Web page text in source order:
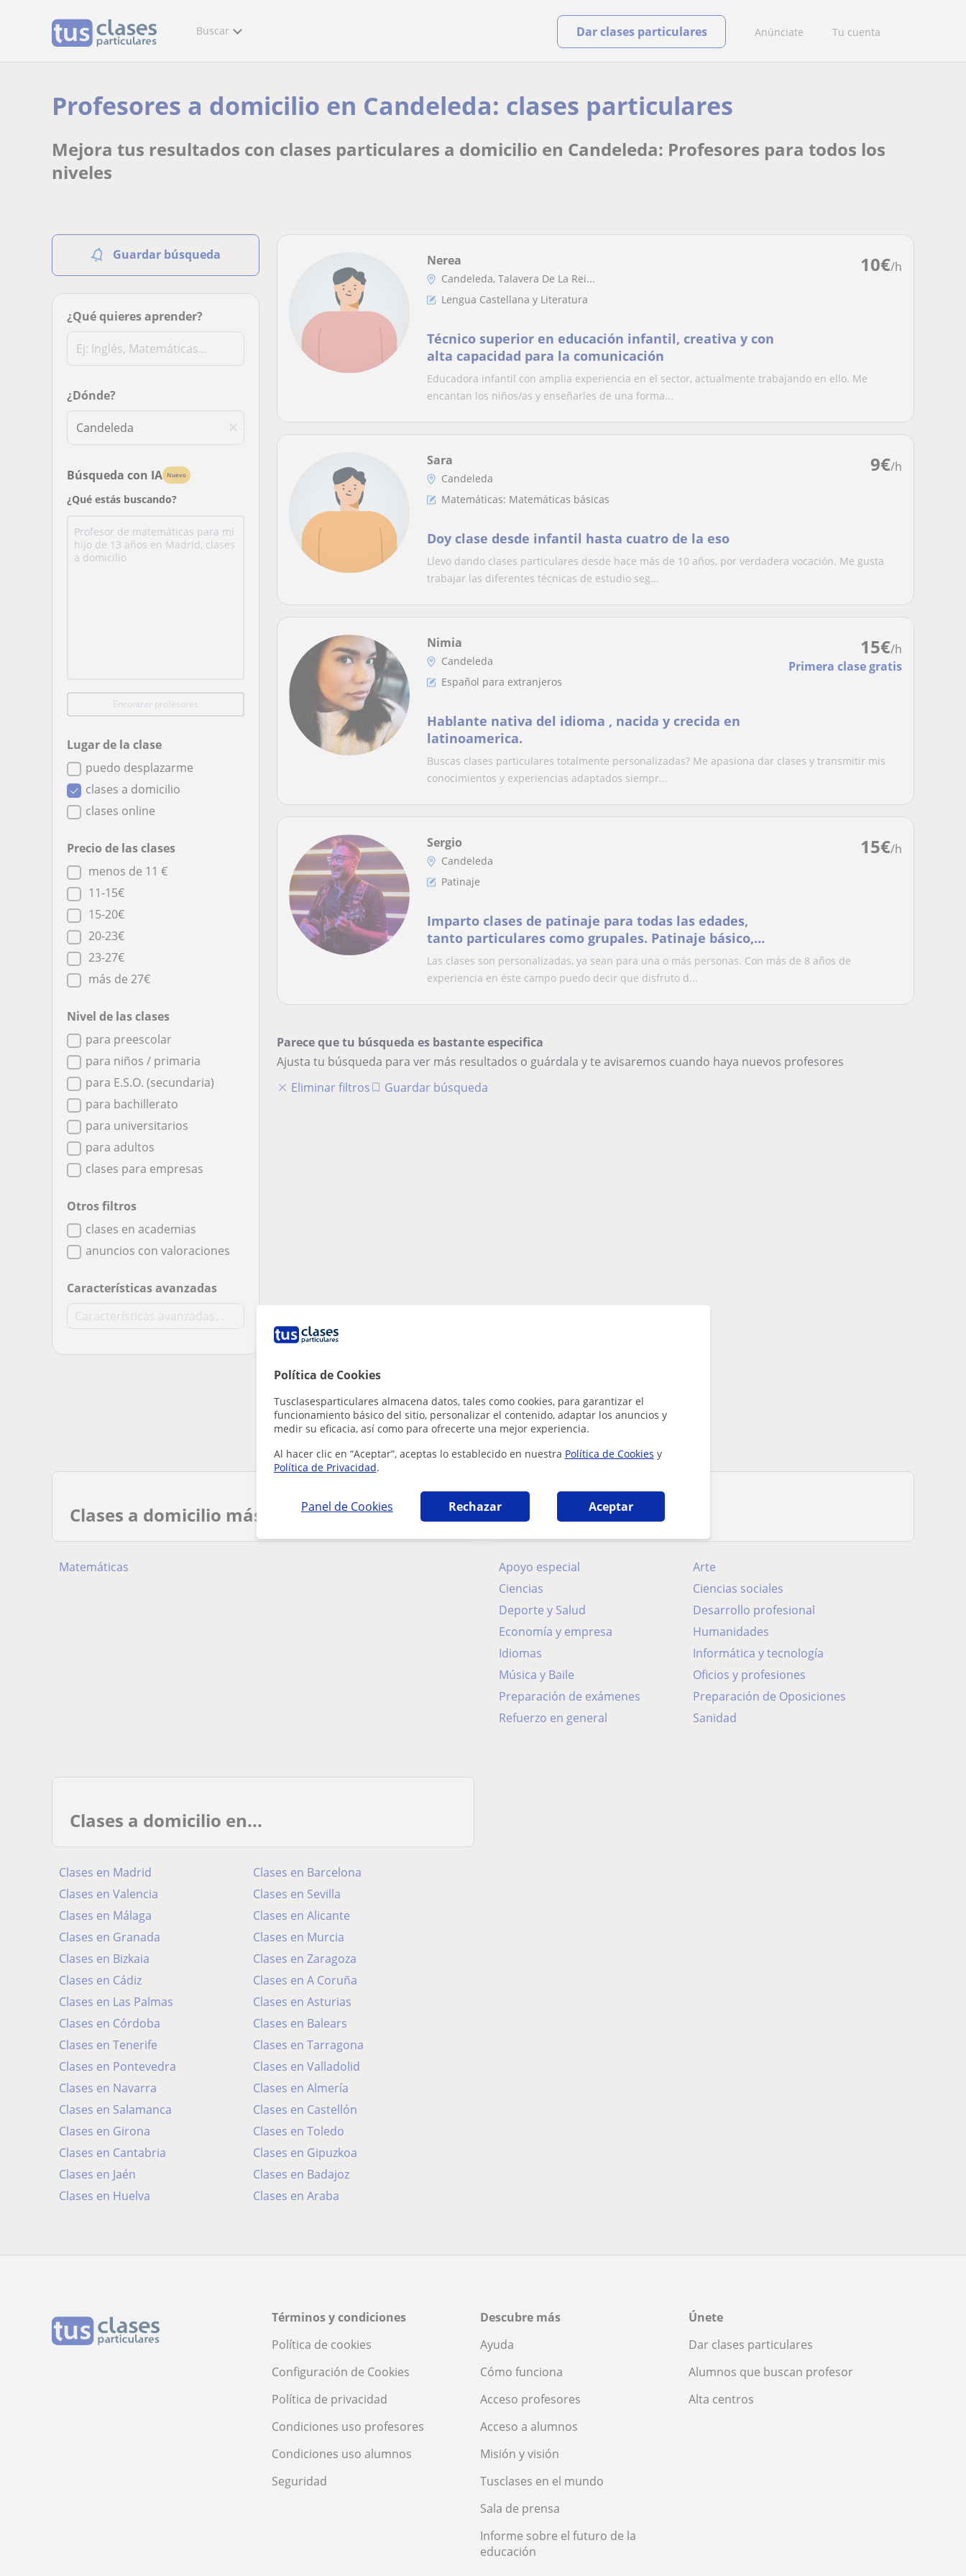
Política de Cookies
Tusclasesparticulares almacena datos, tales como cookies, para garantizar el
funcionamiento básico del sitio, personalizar el contenido, adaptar los anuncios y
medir su eficacia, así como para ofrecerte una mejor experiencia.
Al hacer clic en “Aceptar”, aceptas lo establecido en nuestra Política de Cookies y
Política de Privacidad.
Panel de Cookies Rechazar Aceptar
Buscar Anúnciate Tu cuenta
Dar clases particulares
Profesores a domicilio en Candeleda: clases particulares
Mejora tus resultados con clases particulares a domicilio en Candeleda: Profesores para todos los
niveles
Guardar búsqueda
¿Qué quieres aprender?
¿Dónde?
Búsqueda con IA Nuevo
¿Qué estás buscando?
Encontrar profesores
Lugar de la clase
puedo desplazarme
clases a domicilio
clases online
Precio de las clases
menos de 11 €
11-15€
15-20€
20-23€
23-27€
más de 27€
Nivel de las clases
para preescolar
para niños / primaria
para E.S.O. (secundaria)
para bachillerato
para universitarios
para adultos
clases para empresas
Otros filtros
clases en academias
anuncios con valoraciones
Características avanzadas
10€/h
Nerea
Candeleda, Talavera De La Rei...
Lengua Castellana y Literatura
Técnico superior en educación infantil, creativa y con
alta capacidad para la comunicación
Educadora infantil con amplia experiencia en el sector, actualmente trabajando en ello. Me
encantan los niños/as y enseñarles de una forma...
9€/h
Sara
Candeleda
Matemáticas: Matemáticas básicas
Doy clase desde infantil hasta cuatro de la eso
Llevo dando clases particulares desde hace más de 10 años, por verdadera vocación. Me gusta
trabajar las diferentes técnicas de estudio seg...
15€/h
Primera clase gratis
Nimia
Candeleda
Español para extranjeros
Hablante nativa del idioma , nacida y crecida en
latinoamerica.
Buscas clases particulares totalmente personalizadas? Me apasiona dar clases y transmitir mis
conocimientos y experiencias adaptados siempr...
15€/h
Sergio
Candeleda
Patinaje
Imparto clases de patinaje para todas las edades,
tanto particulares como grupales. Patinaje básico,
intermedio y avanzado. Rutas, rampas/skatepark,
roller-dance.
Las clases son personalizadas, ya sean para una o más personas. Con más de 8 años de
experiencia en éste campo puedo decir que disfruto d...
Parece que tu búsqueda es bastante especifica
Ajusta tu búsqueda para ver más resultados o guárdala y te avisaremos cuando haya nuevos profesores
Eliminar filtros
Guardar búsqueda
Clases a domicilio más buscadas
Matemáticas
Clases a domicilio de...
Apoyo especial
Arte
Ciencias
Ciencias sociales
Deporte y Salud
Desarrollo profesional
Economía y empresa
Humanidades
Idiomas
Informática y tecnología
Música y Baile
Oficios y profesiones
Preparación de exámenes
Preparación de Oposiciones
Refuerzo en general
Sanidad
Clases a domicilio en...
Clases en Madrid
Clases en Barcelona
Clases en Valencia
Clases en Sevilla
Clases en Málaga
Clases en Alicante
Clases en Granada
Clases en Murcia
Clases en Bizkaia
Clases en Zaragoza
Clases en Cádiz
Clases en A Coruña
Clases en Las Palmas
Clases en Asturias
Clases en Córdoba
Clases en Balears
Clases en Tenerife
Clases en Tarragona
Clases en Pontevedra
Clases en Valladolid
Clases en Navarra
Clases en Almería
Clases en Salamanca
Clases en Castellón
Clases en Girona
Clases en Toledo
Clases en Cantabria
Clases en Gipuzkoa
Clases en Jaén
Clases en Badajoz
Clases en Huelva
Clases en Araba
Clases en Ciudad Real
Clases en La Rioja
Clases en Huesca
Clases en Segovia
Términos y condiciones
Política de cookies
Configuración de Cookies
Política de privacidad
Condiciones uso profesores
Condiciones uso alumnos
Seguridad
Descubre más
Ayuda
Cómo funciona
Acceso profesores
Acceso a alumnos
Misión y visión
Tusclases en el mundo
Sala de prensa
Informe sobre el futuro de la
educación
Únete
Dar clases particulares
Alumnos que buscan profesor
Alta centros